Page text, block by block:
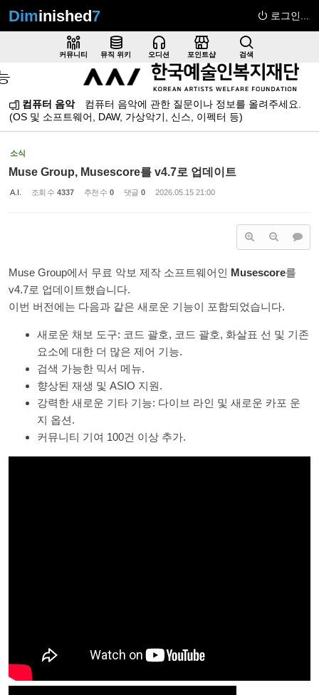
Diminished7 로그인...
커뮤니티 뮤직 위키 오디션 포인트샵 검색
컴퓨터 음악
컴퓨터 음악에 관한 질문이나 정보를 올려주세요.
(OS 및 소프트웨어, DAW, 가상악기, 신스, 이펙터 등)
소식
Muse Group, Musescore를 v4.7로 업데이트
A.I. 조회 수 4337 추천 수 0 댓글 0 2026.05.15 21:00
Muse Group에서 무료 악보 제작 소프트웨어인 Musescore를
v4.7로 업데이트했습니다.
이번 버전에는 다음과 같은 새로운 기능이 포함되었습니다.
새로운 채보 도구: 코드 괄호, 코드 괄호, 화살표 선 및 기존
요소에 대한 더 많은 제어 기능.
검색 가능한 믹서 메뉴.
향상된 재생 및 ASIO 지원.
강력한 새로운 기타 기능: 다이브 라인 및 새로운 카포 운
지 옵션.
커뮤니티 기여 100건 이상 추가.
Sketchbook5, 스케치북5
Sketchbook5, 스케치북5